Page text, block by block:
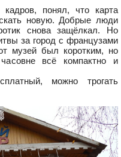
понял, что карта
новую. Добрые люди
снова защёлкал. Но
за город с французами
музей был коротким, но
всё компактно и
можно трогать